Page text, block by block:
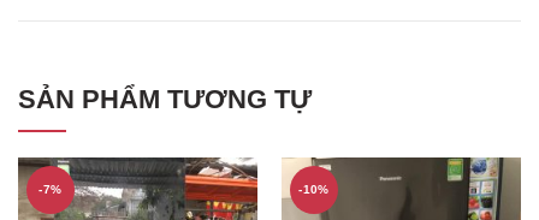
SẢN PHẨM TƯƠNG TỰ
-7% -10%